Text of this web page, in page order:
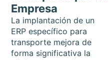
Empresa
La implantación de un
ERP específico para
transporte mejora de
forma significativa la